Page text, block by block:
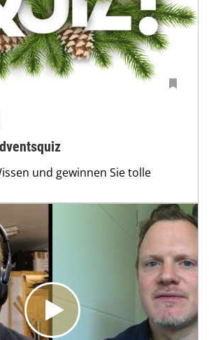
und gewinnen Sie tolle